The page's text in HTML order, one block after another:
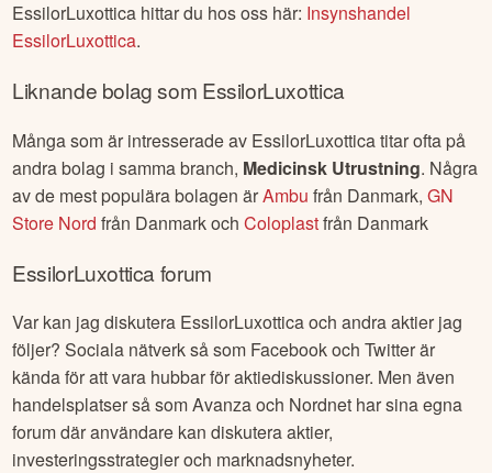
EssilorLuxottica hittar du hos oss här: Insynshandel
EssilorLuxottica.
Liknande bolag som EssilorLuxottica
Många som är intresserade av EssilorLuxotticatitar ofta på
andra bolag i samma branch, Medicinsk Utrustning. Några
av de mest populära bolagen ärAmbu från Danmark,GN
Store Nord från DanmarkochColoplastfrån Danmark
EssilorLuxotticaforum
Var kan jag diskutera EssilorLuxotticaoch andra aktier jag
följer? Sociala nätverk så som Facebook och Twitter är
kända för att vara hubbar för aktiediskussioner. Men även
handelsplatser så som Avanza och Nordnet har sina egna
forum där användare kan diskutera aktier,
investeringsstrategier och marknadsnyheter.